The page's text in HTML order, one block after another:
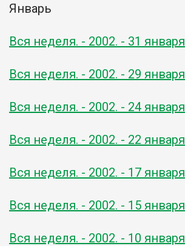
Январь
Вся неделя. - 2002. - 31 января
Вся неделя. - 2002. - 29 января
Вся неделя. - 2002. - 24 января
Вся неделя. - 2002. - 22 января
Вся неделя. - 2002. - 17 января
Вся неделя. - 2002. - 15 января
Вся неделя. - 2002. - 10 января